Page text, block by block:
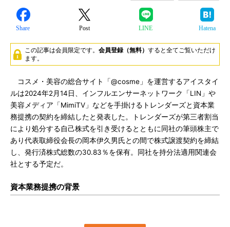
Share Post LINE Hatena
この記事は会員限定です。 会員登録（無料） すると全てご覧いただけ
ます。
コスメ・美容の総合サイト「@cosme」を運営するアイスタイ
ルは2024年2月14日、インフルエンサーネットワーク「LIN」や
美容メディア「MimiTV」などを手掛けるトレンダーズと資本業
務提携の契約を締結したと発表した。トレンダーズが第三者割当
により処分する自己株式を引き受けるとともに同社の筆頭株主で
あり代表取締役会長の岡本伊久男氏との間で株式譲渡契約を締結
し、発行済株式総数の30.83％を保有。同社を持分法適用関連会
社とする予定だ。
資本業務提携の背景